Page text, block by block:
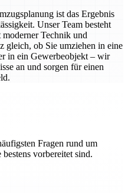
ist das Ergebnis
Unser Team besteht
Technik und
gleich, ob Sie umziehen in eine
in ein Gewerbeobjekt – wir
an und sorgen für einen
Fragen rund um
vorbereitet sind.